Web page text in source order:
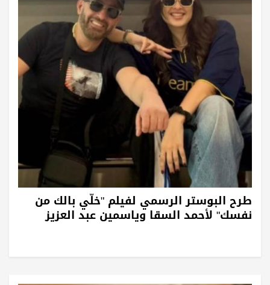
طرح البوستر الرسمي لفيلم "خلّي بالك من
نفسك" لأحمد السقا وياسمين عبد العزيز